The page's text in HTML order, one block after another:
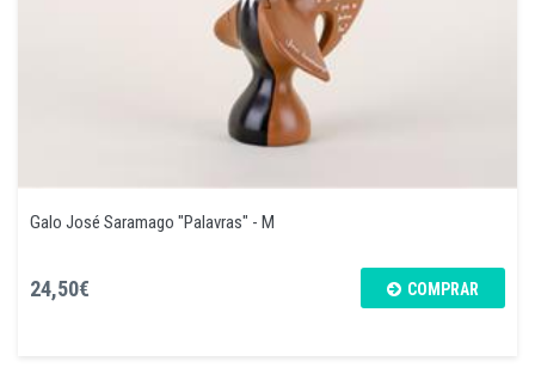
Galo José Saramago "Palavras" - M
24,50€ COMPRAR